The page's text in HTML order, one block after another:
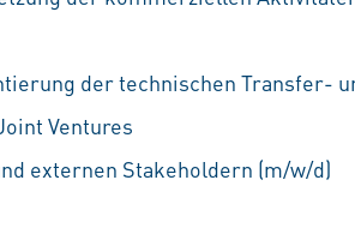
der technischen Transfer-
Ventures
externen Stakeholdern (m/w/d)